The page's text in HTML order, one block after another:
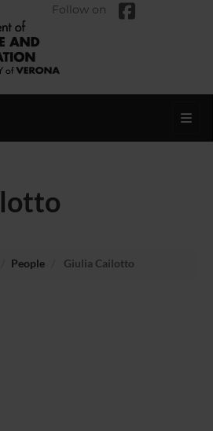
Follow on
People Giulia Cailotto